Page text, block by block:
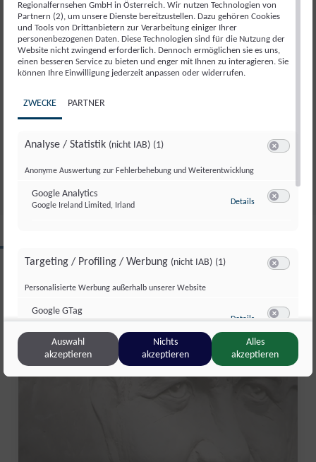
RED BULL ROMANIACS: MANUEL
LETTENBICHLER FEIERT 7.
GESAMTSIEG
Regionalfernsehen GmbH in Österreich. Wir nutzen Technologien von
Partnern (2), um unsere Dienste bereitzustellen. Dazu gehören Cookies
und Tools von Drittanbietern zur Verarbeitung einiger Ihrer
personenbezogenen Daten. Diese Technologien sind für die Nutzung der
Website nicht zwingend erforderlich. Dennoch ermöglichen sie es uns,
einen besseren Service zu bieten und enger mit Ihnen zu interagieren. Sie
können Ihre Einwilligung jederzeit anpassen oder widerrufen.
ZWECKE PARTNER
Analyse / Statistik (nicht IAB) (1)
Anonyme Auswertung zur Fehlerbehebung und Weiterentwicklung
Google Analytics
Google Ireland Limited, Irland Details zu Google
Targeting / Profiling / Werbung (nicht IAB) (1)
Personalisierte Werbung außerhalb unserer Website
Google GTag
Google Ireland Limited, Irland Details zu Google GTag
Sonstige Inhalte(nicht IAB) (2)
Auswahl
akzeptieren
Nichts
akzeptieren
Alles
akzeptieren